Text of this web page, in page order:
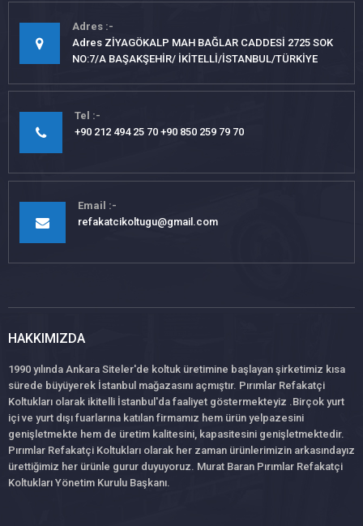
Adres
Adres ZİYAGÖKALP MAH BAĞLAR CADDESİ 2725 SOK
NO:7/A BAŞAKŞEHİR/ İKİTELLİ/İSTANBUL/TÜRKİYE
Tel
+90 212 494 25 70 +90 850 259 79 70
Email
refakatcikoltugu@gmail.com
HAKKIMIZDA
1990 yılında Ankara Siteler'de koltuk üretimine başlayan şirketimiz kısa
sürede büyüyerek İstanbul mağazasını açmıştır. Pırımlar Refakatçi
Koltukları olarak ikitelli İstanbul'da faaliyet göstermekteyiz .Birçok yurt
içi ve yurt dışı fuarlarına katılan firmamız hem ürün yelpazesini
genişletmekte hem de üretim kalitesini, kapasitesini genişletmektedir.
Pırımlar Refakatçi Koltukları olarak her zaman ürünlerimizin arkasındayız
ürettiğimiz her ürünle gurur duyuyoruz. Murat Baran Pırımlar Refakatçi
Koltukları Yönetim Kurulu Başkanı.